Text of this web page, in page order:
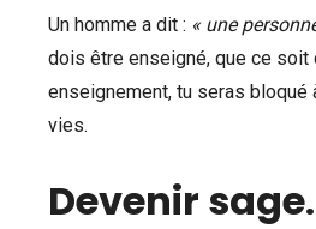
Un homme a dit : « une
dois être enseigné, que ce soit
enseignement, tu seras bloqué
vies.
Devenir sage.